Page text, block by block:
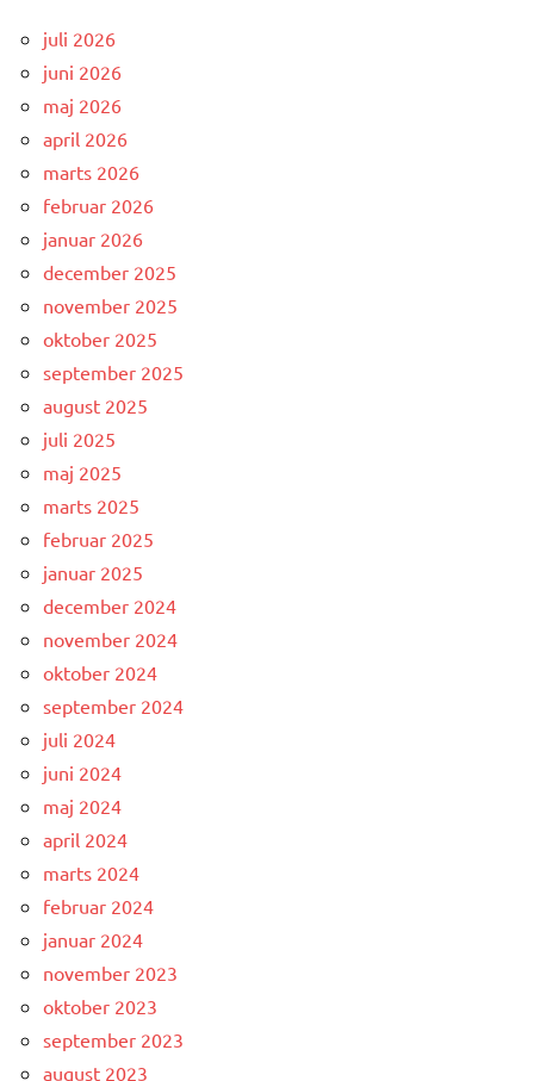
juli 2026
juni 2026
maj 2026
april 2026
marts 2026
februar 2026
januar 2026
december 2025
november 2025
oktober 2025
september 2025
august 2025
juli 2025
maj 2025
marts 2025
februar 2025
januar 2025
december 2024
november 2024
oktober 2024
september 2024
juli 2024
juni 2024
maj 2024
april 2024
marts 2024
februar 2024
januar 2024
november 2023
oktober 2023
september 2023
august 2023